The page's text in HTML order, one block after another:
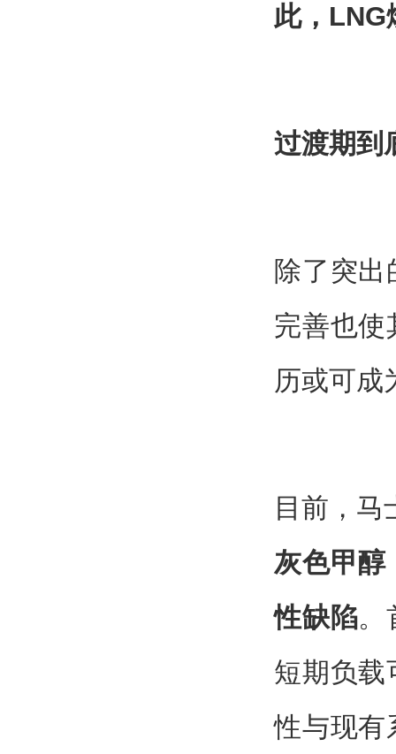
此，LNG
过渡期到
除了突
完善也
历或可成
目前，
灰色甲醇
性缺陷。
短期负载
性与现有